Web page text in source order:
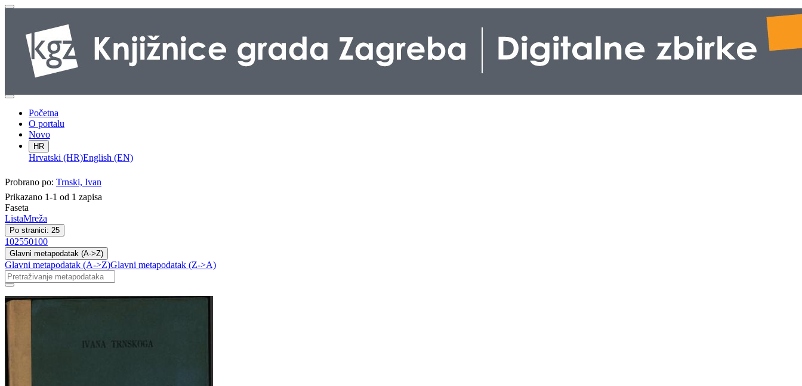
Početna
O portalu
Novo
HR
Hrvatski (HR)English (EN)
Probrano po: Trnski, Ivan
Prikazano 1-1 od 1 zapisa
Faseta
ListaMreža
Po stranici: 25
102550100
Glavni metapodatak (A->Z)
Glavni metapodatak (A->Z)Glavni metapodatak (Z->A)